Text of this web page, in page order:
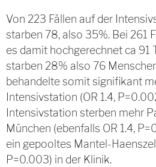
Von 223 Fällen auf der
starben 78, also 35%. Bei 261
es damit hochgerechnet ca 91
starben 28% also 76
behandelte somit signifikant
Intensivstation (OR 1.4,
Intensivstation sterben mehr
München (ebenfalls OR 1.4,
ein gepooltes Mantel-Haenszel
P=0.003) in der Klinik.